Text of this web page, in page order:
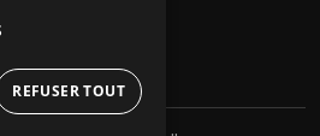
REFUSER TOUT